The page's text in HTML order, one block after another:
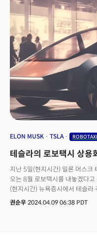
다했다(Doomed)'라고 부정적
센서 계속 테스트... 업계선 "로보택시 탑재 가능
완전 자율주행(Full Self-
구동하면서 센서 숫자를 줄여왔
기반으로 오는 8월 완전자율 주
공개하겠다고 밝히면서 회사의
기술 도입에는 부정적인 입장이
머스크는 “상대적으로 저렴한 추
솔루션이 자율주행을 달성할 수
“라이다도, 레이더도, 초음파도
했습니다. 테슬라는 210만달러
있었을까요. 사실 테슬라는 그동
모델 Y가 플로리다에서 촬영된
로보택시 출시를 준비하면서 전
라이다를 사용하고 있다고 하더
규모입니다. 루미나에 따르면,
1000달러의 비용이 듭니다. 그
달합니다. 더버지는 "테슬라는
도시에서 자율 주행 테스트 차량
ELON MUSK TSLA
테슬라의 로보택시 상용
지난 5일(현지시간) 일론 머스크
오는 8월 로보택시를 내놓겠다
(현지시간) 뉴욕증시에서 테슬
172.98달러에 거래를 마감했다. '로보택시'라는 새로운 재료에 투자자들이
권순우 2024.04.09 06:38 PDT